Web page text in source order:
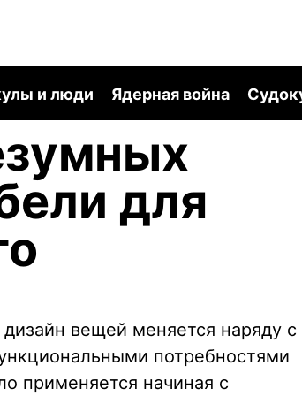
и люди Ядерная война
для
вещей меняется наряду с
потребностями
применяется начиная с